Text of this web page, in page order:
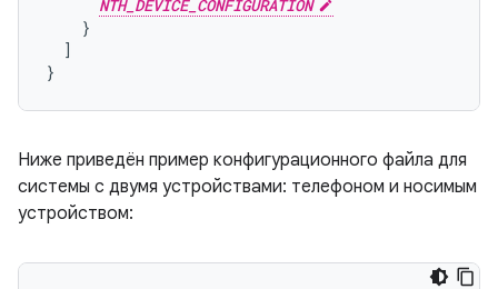
NTH_DEVICE_CONFIGURATION
}
]
}
Ниже приведён пример конфигурационного файла для
системы с двумя устройствами: телефоном и носимым
устройством: